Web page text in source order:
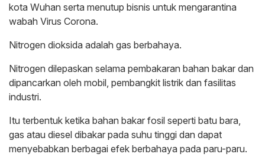
kota Wuhan serta menutup bisnis untuk mengarantina
wabah Virus Corona.
Nitrogen dioksida adalah gas berbahaya.
Nitrogen dilepaskan selama pembakaran bahan bakar dan
dipancarkan oleh mobil, pembangkit listrik dan fasilitas
industri.
Itu terbentuk ketika bahan bakar fosil seperti batu bara,
gas atau diesel dibakar pada suhu tinggi dan dapat
menyebabkan berbagai efek berbahaya pada paru-paru.